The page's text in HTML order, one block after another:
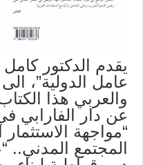
يقدم الدكتور
عامل الدولية”، الى
والعربي هذا
عن دار الفارابي
“مواجهة
المجتمع المدني..